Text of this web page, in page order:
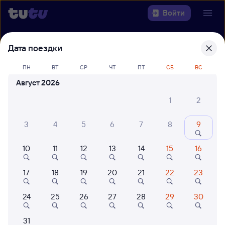
Войти
Выберите день, чтобы найти
билеты Тверь — Мурманск
Откуда
Кто едет
Дата поездки
ПН ВТ СР ЧТ ПТ СБ ВС
Август 2026
1
2
3 4 5 6 7 8 9
10 11 12 13 14 15 16
17 18 19 20 21 22 23
24 25 26 27 28 29 30
31